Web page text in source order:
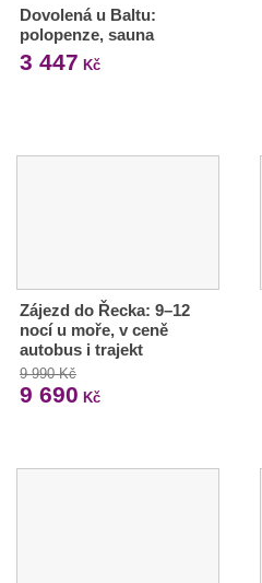
Dovolená u Baltu:
polopenze, sauna
3 447 Kč
Zájezd do Řecka: 9–12
nocí u moře, v ceně
autobus i trajekt
9 990 Kč
9 690 Kč